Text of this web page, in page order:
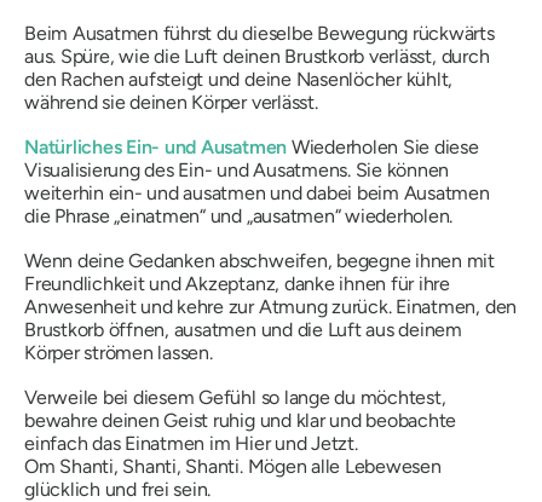
Beim Ausatmen führst du dieselbe Bewegung rückwärts
aus. Spüre, wie die Luft deinen Brustkorb verlässt, durch
den Rachen aufsteigt und deine Nasenlöcher kühlt,
während sie deinen Körper verlässt.
Natürliches Ein- und Ausatmen Wiederholen Sie diese
Visualisierung des Ein- und Ausatmens. Sie können
weiterhin ein- und ausatmen und dabei beim Ausatmen
die Phrase „einatmen“ und „ausatmen“ wiederholen.
Wenn deine Gedanken abschweifen, begegne ihnen mit
Freundlichkeit und Akzeptanz, danke ihnen für ihre
Anwesenheit und kehre zur Atmung zurück. Einatmen, den
Brustkorb öffnen, ausatmen und die Luft aus deinem
Körper strömen lassen.
Verweile bei diesem Gefühl so lange du möchtest,
bewahre deinen Geist ruhig und klar und beobachte
einfach das Einatmen im Hier und Jetzt.
Om Shanti, Shanti, Shanti. Mögen alle Lebewesen
glücklich und frei sein.